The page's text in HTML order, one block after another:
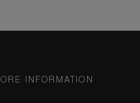
INFORMATION